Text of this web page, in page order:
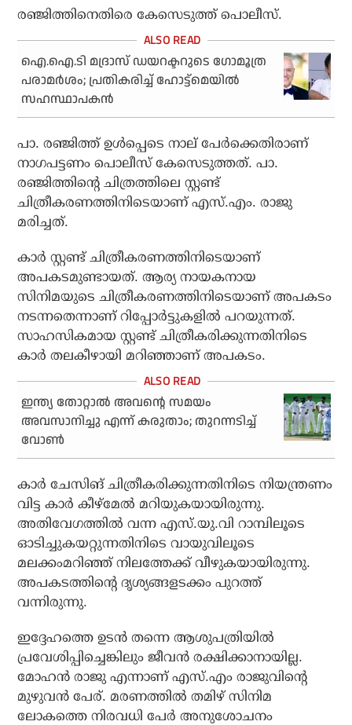
രഞ്ജിത്തിനെതിരെ കേസെടുത്ത് പൊലീസ്.
ഐ.ഐ.ടി മദ്രാസ് ഡയറക്ടറുടെ ഗോമൂത്ര
പരാമർശം; പ്രതികരിച്ച് ഹോട്ട്‌മെയിൽ
സഹസ്ഥാപകൻ
പാ. രഞ്ജിത്ത് ഉള്‍പ്പെടെ നാല് പേര്‍ക്കെതിരാണ്
നാഗപട്ടണം പൊലീസ് കേസെടുത്തത്. പാ.
രഞ്ജിത്തിന്റെ ചിത്രത്തിലെ സ്റ്റണ്ട്
ചിത്രീകരണത്തിനിടെയാണ് എസ്.എം. രാജു
മരിച്ചത്.
കാര്‍ സ്റ്റണ്ട് ചിത്രീകരണത്തിനിടെയാണ്
അപകടമുണ്ടായത്. ആര്യ നായകനായ
സിനിമയുടെ ചിത്രീകരണത്തിനിടെയാണ് അപകടം
നടന്നതെന്നാണ് റിപ്പോര്‍ട്ടുകളില്‍ പറയുന്നത്.
സാഹസികമായ സ്റ്റണ്ട് ചിത്രീകരിക്കുന്നതിനിടെ
കാര്‍ തലകീഴായി മറിഞ്ഞാണ് അപകടം.
ഇന്ത്യ തോറ്റാല്‍ അവന്റെ സമയം
അവസാനിച്ചു എന്ന് കരുതാം; തുറന്നടിച്ച്
വോണ്‍
കാര്‍ ചേസിങ് ചിത്രീകരിക്കുന്നതിനിടെ നിയന്ത്രണം
വിട്ട കാര്‍ കീഴ്‌മേല്‍ മറിയുകയായിരുന്നു.
അതിവേഗത്തില്‍ വന്ന എസ്.യു.വി റാമ്പിലൂടെ
ഓടിച്ചുകയറ്റുന്നതിനിടെ വായുവിലൂടെ
മലക്കംമറിഞ്ഞ് നിലത്തേക്ക് വീഴുകയായിരുന്നു.
അപകടത്തിന്റെ ദൃശ്യങ്ങളടക്കം പുറത്ത്
വന്നിരുന്നു.
ഇദ്ദേഹത്തെ ഉടന്‍ തന്നെ ആശുപത്രിയില്‍
പ്രവേശിപ്പിച്ചെങ്കിലും ജീവന്‍ രക്ഷിക്കാനായില്ല.
മോഹന്‍ രാജു എന്നാണ് എസ്.എം രാജുവിന്റെ
മുഴുവന്‍ പേര്. മരണത്തില്‍ തമിഴ് സിനിമ
ലോകത്തെ നിരവധി പേര്‍ അനുശോചനം